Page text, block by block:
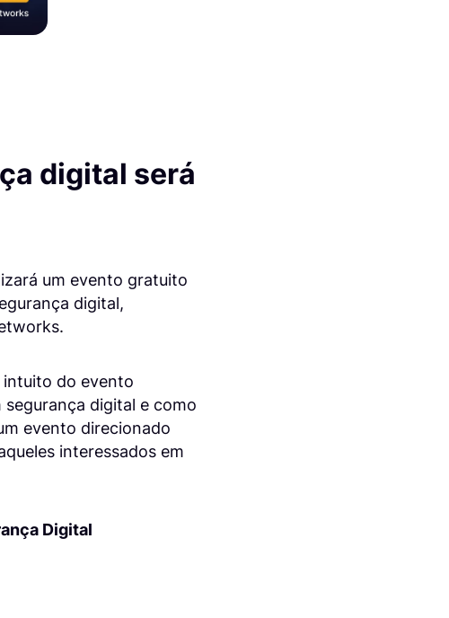
digital será
um evento gratuito
digital,
intuito do evento
digital e como
evento direcionado
interessados em
Digital